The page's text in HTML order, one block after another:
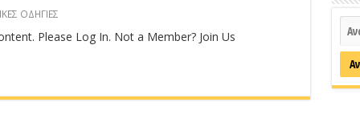
ΟΔΗΓΙΕΣ
Please Log In. Not a Member? Join Us